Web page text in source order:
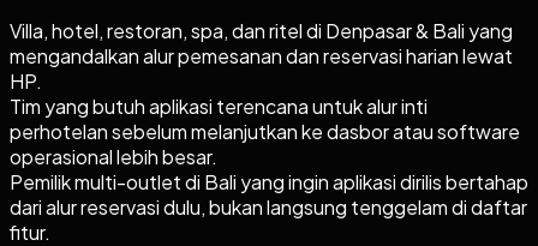
Villa, hotel, restoran, spa, dan ritel di Denpasar & Bali yang
mengandalkan alur pemesanan dan reservasi harian lewat
HP.
Tim yang butuh aplikasi terencana untuk alur inti
perhotelan sebelum melanjutkan ke dasbor atau software
operasional lebih besar.
Pemilik multi-outlet di Bali yang ingin aplikasi dirilis bertahap
dari alur reservasi dulu, bukan langsung tenggelam di daftar
fitur.